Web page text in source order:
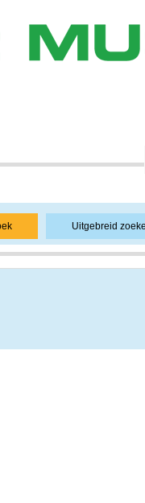
andere.
van de
uit van de beschrijving op
Uitgebreid